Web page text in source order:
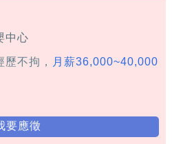
中心
不拘，
月薪36,000~40,000
要應徵